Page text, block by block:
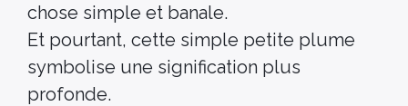
chose simple et banale.
Et pourtant, cette simple petite plume
symbolise une signification plus
profonde.